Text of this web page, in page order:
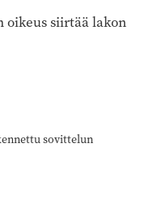
oikeus siirtää lakon
sovittelun